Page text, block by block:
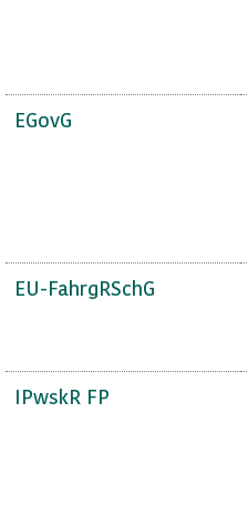
EGovG
EU-FahrgRSchG
IPwskR FP